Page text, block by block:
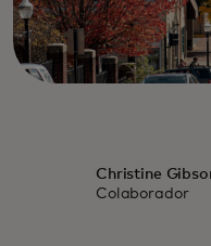
Christine
Colaborador